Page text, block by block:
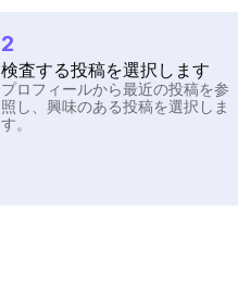
2
検査する投稿を選択します
プロフィールから最近の投稿を参
照し、興味のある投稿を選択しま
す。